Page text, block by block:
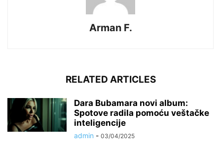
Arman F.
RELATED ARTICLES
Dara Bubamara novi album:
Spotove radila pomoću veštačke
inteligencije
admin - 03/04/2025